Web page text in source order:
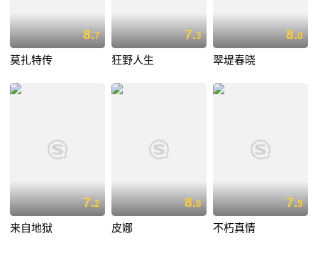
8.7
莫扎特传
7.3
狂野人生
8.0
翠堤春晓
7.2
来自地狱
8.8
皮娜
7.9
不朽真情